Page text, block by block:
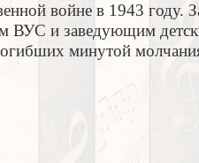
войне в 1943 году.
ВУС и заведующим
минутой